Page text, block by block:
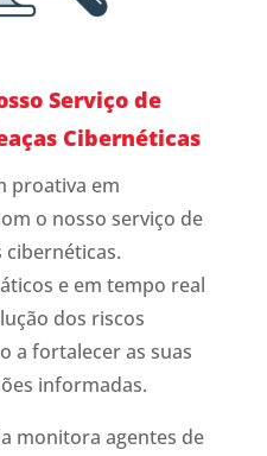
Serviço de
Cibernéticas
proativa em
o nosso serviço de
cibernéticas.
e em tempo real
dos riscos
a fortalecer as suas
informadas.
monitora agentes de